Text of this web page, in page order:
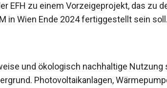
EFH zu einem Vorzeigeprojekt, das zu
in Wien Ende 2024 fertiggestellt sein soll.
und ökologisch nachhaltige Nutzung
Photovoltaikanlagen,